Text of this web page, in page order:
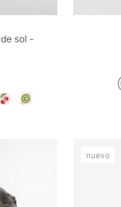
sol -
nuevo